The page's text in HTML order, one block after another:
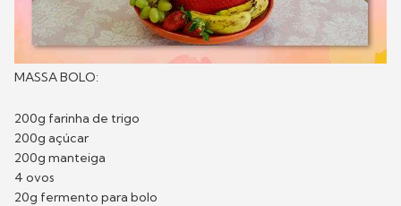
MASSA BOLO:
200g farinha de trigo
200g açúcar
200g manteiga
4 ovos
20g fermento para bolo